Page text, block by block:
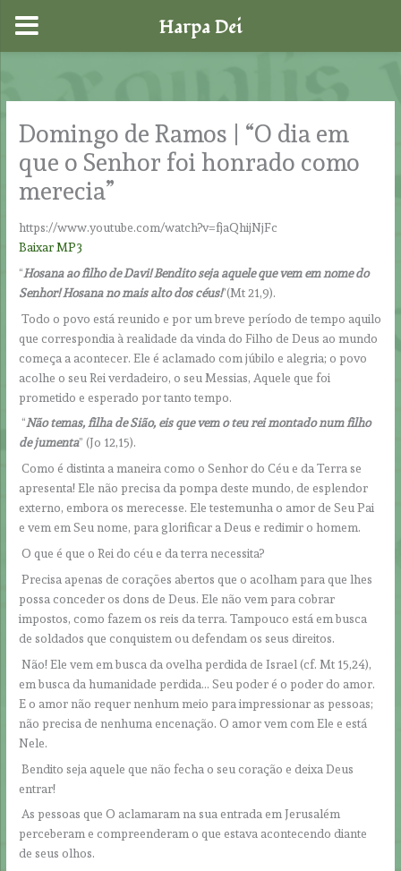
content
Domingo de Ramos | “O dia em
que o Senhor foi honrado como
merecia”
https://www.youtube.com/watch?v=fjaQhijNjFc
Baixar MP3
“Hosana ao filho de Davi! Bendito seja aquele que vem em nome do
Senhor! Hosana no mais alto dos céus!”(Mt 21,9).
Todo o povo está reunido e por um breve período de tempo aquilo
que correspondia à realidade da vinda do Filho de Deus ao mundo
começa a acontecer. Ele é aclamado com júbilo e alegria; o povo
acolhe o seu Rei verdadeiro, o seu Messias, Aquele que foi
prometido e esperado por tanto tempo.
“Não temas, filha de Sião, eis que vem o teu rei montado num filho
de jumenta” (Jo 12,15).
Como é distinta a maneira como o Senhor do Céu e da Terra se
apresenta! Ele não precisa da pompa deste mundo, de esplendor
externo, embora os merecesse. Ele testemunha o amor de Seu Pai
e vem em Seu nome, para glorificar a Deus e redimir o homem.
O que é que o Rei do céu e da terra necessita?
Precisa apenas de corações abertos que o acolham para que lhes
possa conceder os dons de Deus. Ele não vem para cobrar
impostos, como fazem os reis da terra. Tampouco está em busca
de soldados que conquistem ou defendam os seus direitos.
Não! Ele vem em busca da ovelha perdida de Israel (cf. Mt 15,24),
em busca da humanidade perdida… Seu poder é o poder do amor.
E o amor não requer nenhum meio para impressionar as pessoas;
não precisa de nenhuma encenação. O amor vem com Ele e está
Nele.
Bendito seja aquele que não fecha o seu coração e deixa Deus
entrar!
As pessoas que O aclamaram na sua entrada em Jerusalém
perceberam e compreenderam o que estava acontecendo diante
de seus olhos.
Harpa Dei